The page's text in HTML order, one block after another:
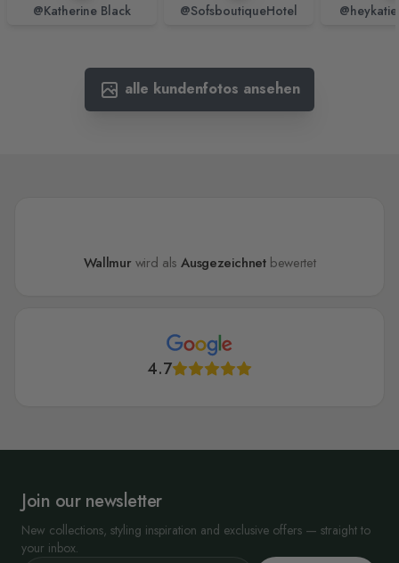
@Katherine Black @SofsboutiqueHotel
alle kundenfotos ansehen
Wallmur wird alsAusgezeichnetbewertet
4.7
Join our newsletter
New collections, styling inspiration and exclusive offers — straight to
your inbox.